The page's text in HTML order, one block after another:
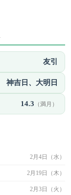
友引
神吉日、大明日
14.3 （満月）
2月4日（水）
2月19日（木）
2月3日（火）